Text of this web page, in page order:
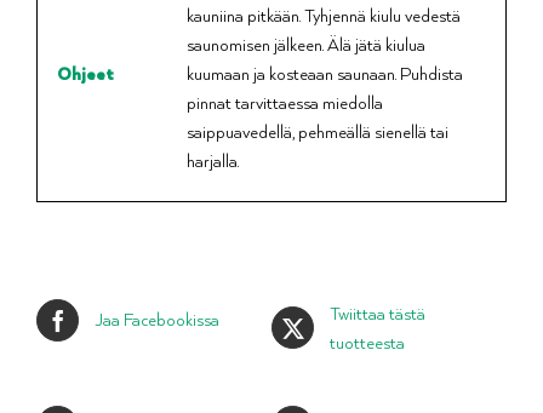
Ohjeet
kauniina pitkään. Tyhjennä kiulu vedestä
saunomisen jälkeen. Älä jätä kiulua
kuumaan ja kosteaan saunaan. Puhdista
pinnat tarvittaessa miedolla
saippuavedellä, pehmeällä sienellä tai
harjalla.
Jaa Facebookissa
Twiittaa tästä
tuotteesta